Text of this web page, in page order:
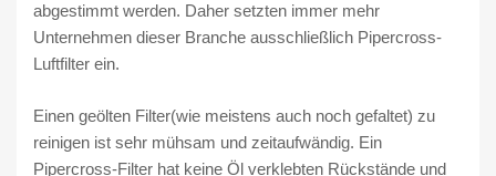
abgestimmt werden. Daher setzten immer mehr
Unternehmen dieser Branche ausschließlich Pipercross-
Luftfilter ein.
Einen geölten Filter(wie meistens auch noch gefaltet) zu
reinigen ist sehr mühsam und zeitaufwändig. Ein
Pipercross-Filter hat keine Öl verklebten Rückstände und